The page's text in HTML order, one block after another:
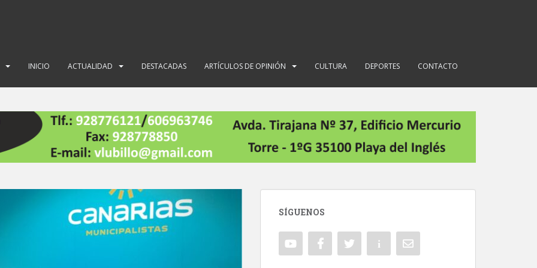
INICIO ACTUALIDAD DESTACADAS ARTÍCULOS DE OPINIÓN CULTURA DEPORTES CONTACTO
SÍGUENOS